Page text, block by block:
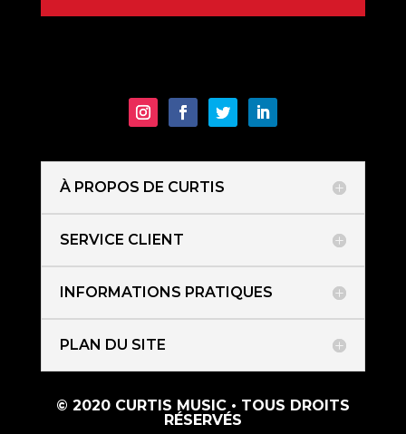
À PROPOS DE CURTIS
SERVICE CLIENT
INFORMATIONS PRATIQUES
PLAN DU SITE
© 2020 CURTIS MUSIC • TOUS DROITS
RÉSERVÉS